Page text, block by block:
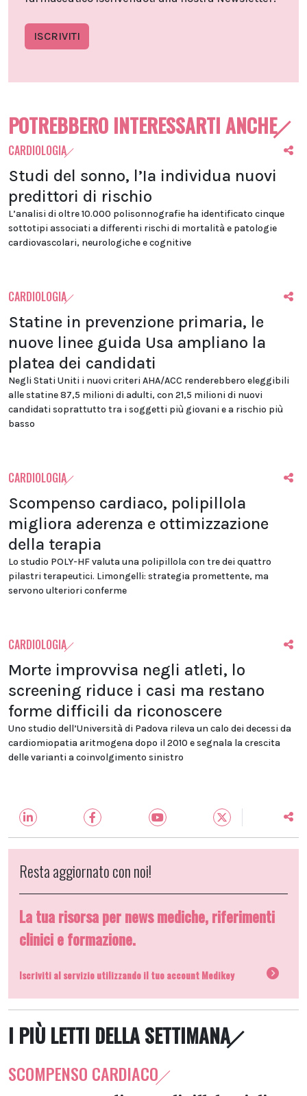
ISCRIVITI
POTREBBERO INTERESSARTI ANCHE
CARDIOLOGIA
Studi del sonno, l’Ia individua nuovi
predittori di rischio
L’analisi di oltre 10.000 polisonnografie ha identificato cinque
sottotipi associati a differenti rischi di mortalità e patologie
cardiovascolari, neurologiche e cognitive
CARDIOLOGIA
Statine in prevenzione primaria, le
nuove linee guida Usa ampliano la
platea dei candidati
Negli Stati Uniti i nuovi criteri AHA/ACC renderebbero eleggibili
alle statine 87,5 milioni di adulti, con 21,5 milioni di nuovi
candidati soprattutto tra i soggetti più giovani e a rischio più
basso
CARDIOLOGIA
Scompenso cardiaco, polipillola
migliora aderenza e ottimizzazione
della terapia
Lo studio POLY-HF valuta una polipillola con tre dei quattro
pilastri terapeutici. Limongelli: strategia promettente, ma
servono ulteriori conferme
CARDIOLOGIA
Morte improvvisa negli atleti, lo
screening riduce i casi ma restano
forme difficili da riconoscere
Uno studio dell’Università di Padova rileva un calo dei decessi da
cardiomiopatia aritmogena dopo il 2010 e segnala la crescita
delle varianti a coinvolgimento sinistro
Resta aggiornato con noi!
La tua risorsa per news mediche, riferimenti
clinici e formazione.
Iscriviti al servizio utilizzando il tuo account Medikey
I PIÙ LETTI DELLA SETTIMANA
SCOMPENSO CARDIACO